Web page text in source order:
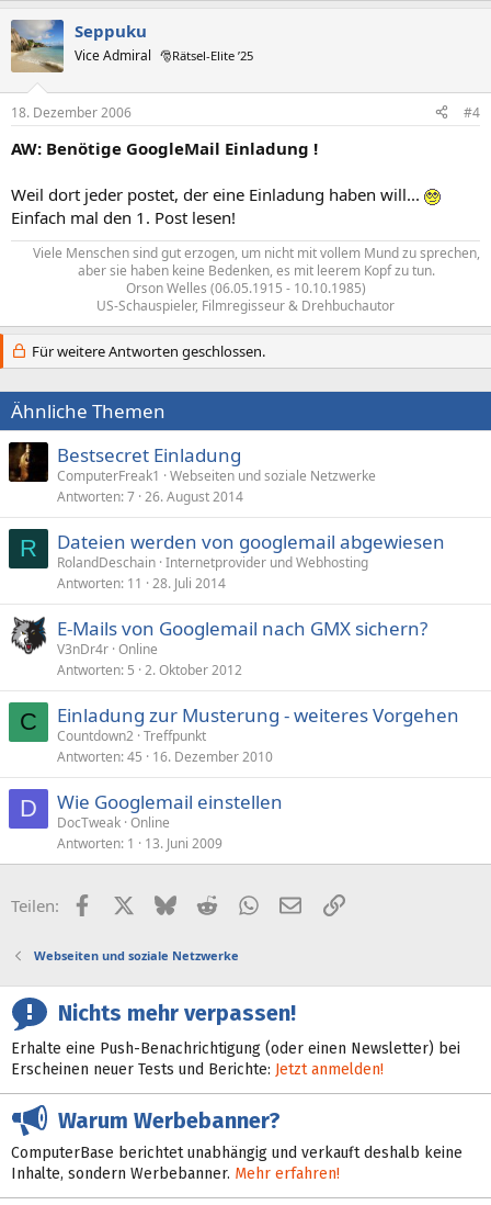
Seppuku
Vice Admiral 🎅Rätsel-Elite ’25
18. Dezember 2006 #4
AW: Benötige GoogleMail Einladung !
Weil dort jeder postet, der eine Einladung haben will...
Einfach mal den 1. Post lesen!
Viele Menschen sind gut erzogen, um nicht mit vollem Mund zu sprechen,
aber sie haben keine Bedenken, es mit leerem Kopf zu tun.​
Orson Welles (06.05.1915 - 10.10.1985)
US-Schauspieler, Filmregisseur & Drehbuchautor​
Für weitere Antworten geschlossen.
Ähnliche Themen
Bestsecret Einladung
ComputerFreak1
Webseiten und soziale Netzwerke
Antworten 7 26. August 2014
R Dateien werden von googlemail abgewiesen
RolandDeschain Internetprovider und Webhosting
Antworten 11 28. Juli 2014
E-Mails von Googlemail nach GMX sichern?
V3nDr4r Online
Antworten 5 2. Oktober 2012
C Einladung zur Musterung - weiteres Vorgehen
Countdown2 Treffpunkt
Antworten 45 16. Dezember 2010
D Wie Googlemail einstellen
DocTweak Online
Antworten 1 13. Juni 2009
Teilen: FacebookX (Twitter)
BlueskyRedditWhatsApp
E-MailLink
Webseiten und soziale Netzwerke
Nichts mehr verpassen!
Erhalte eine Push-Benachrichtigung (oder einen Newsletter) bei
Erscheinen neuer Tests und Berichte: Jetzt anmelden!
Warum Werbebanner?
ComputerBase berichtet unabhängig und verkauft deshalb keine
Inhalte, sondern Werbebanner. Mehr erfahren!